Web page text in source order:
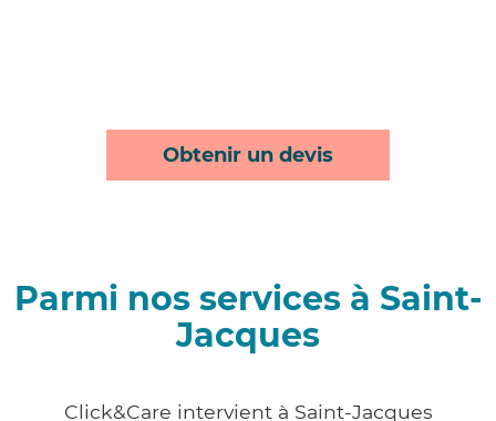
Obtenir un devis
Parmi nos services à Saint-
Jacques
Click&Care intervient à Saint-Jacques